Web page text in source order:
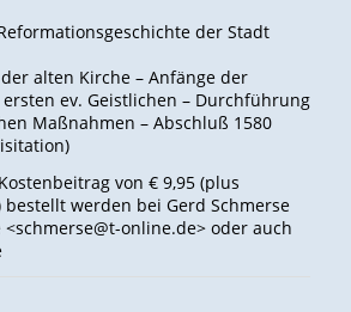
der Stadt
alten Kirche – Anfänge der
ev. Geistlichen – Durchführung
Maßnahmen – Abschluß 1580
von € 9,95 (plus
bestellt werden bei Gerd Schmerse
online.de> oder auch